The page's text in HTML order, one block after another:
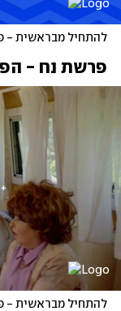
להתחיל מבראשית -
פרשת נח -
להתחיל מבראשית -